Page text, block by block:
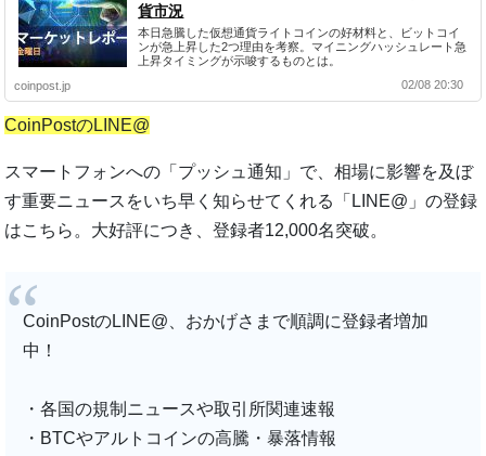
貨市況
本日急騰した仮想通貨ライトコインの好材料と、ビットコイ
ンが急上昇した2つ理由を考察。マイニングハッシュレート急
上昇タイミングが示唆するものとは。
coinpost.jp
02/08 20:30
CoinPostのLINE@
スマートフォンへの「プッシュ通知」で、相場に影響を及ぼ
す重要ニュースをいち早く知らせてくれる「LINE@」の登録
はこちら。大好評につき、登録者12,000名突破。
CoinPostのLINE@、おかげさまで順調に登録者増加
中！
・各国の規制ニュースや取引所関連速報
・BTCやアルトコインの高騰・暴落情報